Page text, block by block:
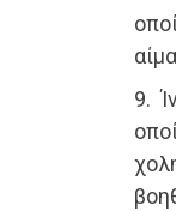
9.